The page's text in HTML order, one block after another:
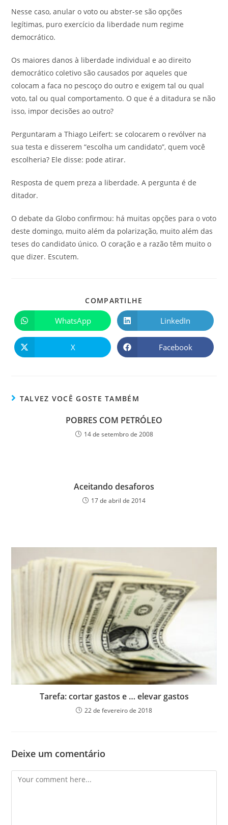
Nesse caso, anular o voto ou abster-se são opções
legítimas, puro exercício da liberdade num regime
democrático.
Os maiores danos à liberdade individual e ao direito
democrático coletivo são causados por aqueles que
colocam a faca no pescoço do outro e exigem tal ou qual
voto, tal ou qual comportamento. O que é a ditadura se não
isso, impor decisões ao outro?
Perguntaram a Thiago Leifert: se colocarem o revólver na
sua testa e disserem “escolha um candidato”, quem você
escolheria? Ele disse: pode atirar.
Resposta de quem preza a liberdade. A pergunta é de
ditador.
O debate da Globo confirmou: há muitas opções para o voto
deste domingo, muito além da polarização, muito além das
teses do candidato único. O coração e a razão têm muito o
que dizer. Escutem.
COMPARTILHE
WhatsApp LinkedIn
X Facebook
TALVEZ VOCÊ GOSTE TAMBÉM
POBRES COM PETRÓLEO
14 de setembro de 2008
Aceitando desaforos
17 de abril de 2014
Tarefa: cortar gastos e … elevar gastos
22 de fevereiro de 2018
Deixe um comentário